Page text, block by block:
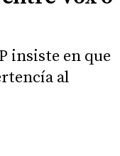
insiste en que
al